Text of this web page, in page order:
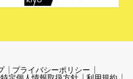
プライバシーポリシー